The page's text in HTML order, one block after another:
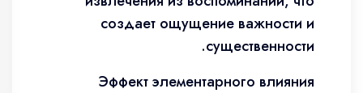
создает ощущение важности и
существенности.
Эффект элементарного влияния